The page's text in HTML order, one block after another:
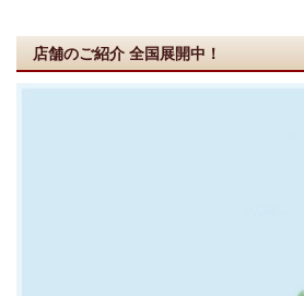
店舗のご紹介 全国展開中！